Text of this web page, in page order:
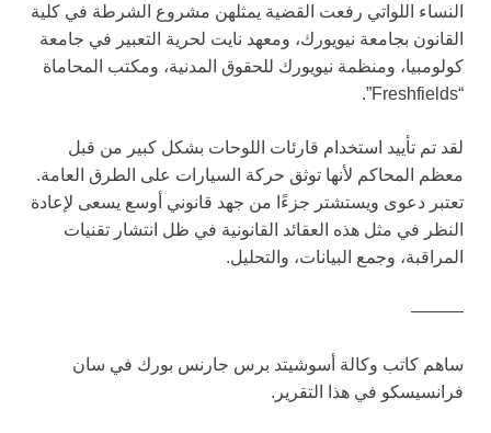
النساء اللواتي رفعت القضية يمثلهن مشروع الشرطة في كلية
القانون بجامعة نيويورك، ومعهد نايت لحرية التعبير في جامعة
كولومبيا، ومنظمة نيويورك للحقوق المدنية، ومكتب المحاماة
“Freshfields”.
لقد تم تأييد استخدام قارئات اللوحات بشكل كبير من قبل
معظم المحاكم لأنها توثق حركة السيارات على الطرق العامة.
تعتبر دعوى ويستشتر جزءًا من جهد قانوني أوسع يسعى لإعادة
النظر في مثل هذه العقائد القانونية في ظل انتشار تقنيات
المراقبة، وجمع البيانات، والتحليل.
———
ساهم كاتب وكالة أسوشيتد برس جارنس بورك في سان
فرانسيسكو في هذا التقرير.